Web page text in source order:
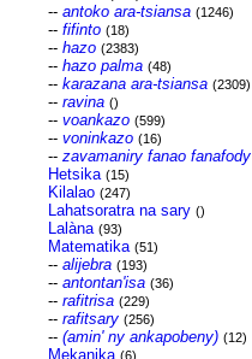
-- antoko ara-tsiansa (1246)
-- fifinto (18)
-- hazo (2383)
-- hazo palma (48)
-- karazana ara-tsiansa (2309)
-- ravina ()
-- voankazo (599)
-- voninkazo (16)
-- zavamaniry fanao fanafody
Hetsika (15)
Kilalao (247)
Lahatsoratra na sary ()
Lalàna (93)
Matematika (51)
-- alijebra (193)
-- antontan'isa (36)
-- rafitrisa (229)
-- rafitsary (256)
-- (amin' ny ankapobeny) (12)
Mekanika (6)